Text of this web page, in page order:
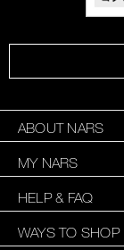
ABOUT NARS
MY NARS
HELP & FAQ
WAYS TO SHOP